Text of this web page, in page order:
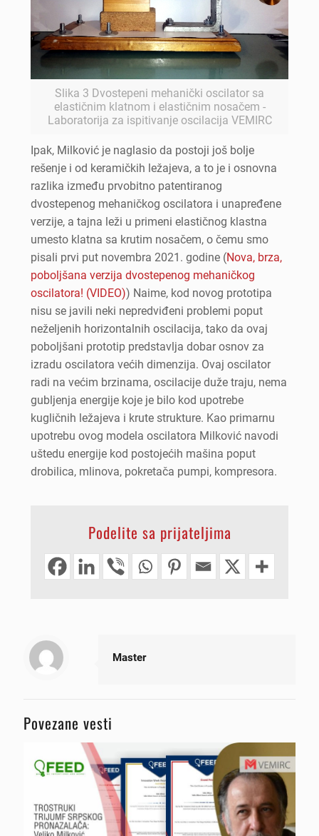
Slika 3 Dvostepeni mehanički oscilator sa
elastičnim klatnom i elastičnim nosačem -
Laboratorija za ispitivanje oscilacija VEMIRC
Ipak, Milković je naglasio da postoji još bolje
rešenje i od keramičkih ležajeva, a to je i osnovna
razlika između prvobitno patentiranog
dvostepenog mehaničkog oscilatora i unapređene
verzije, a tajna leži u primeni elastičnog klastna
umesto klatna sa krutim nosačem, o čemu smo
pisali prvi put novembra 2021. godine (Nova, brza,
poboljšana verzija dvostepenog mehaničkog
oscilatora! (VIDEO)) Naime, kod novog prototipa
nisu se javili neki nepredviđeni problemi poput
neželjenih horizontalnih oscilacija, tako da ovaj
poboljšani prototip predstavlja dobar osnov za
izradu oscilatora većih dimenzija. Ovaj oscilator
radi na većim brzinama, oscilacije duže traju, nema
gubljenja energije koje je bilo kod upotrebe
kugličnih ležajeva i krute strukture. Kao primarnu
upotrebu ovog modela oscilatora Milković navodi
uštedu energije kod postojećih mašina poput
drobilica, mlinova, pokretača pumpi, kompresora.
Podelite sa prijateljima
Master
Povezane vesti